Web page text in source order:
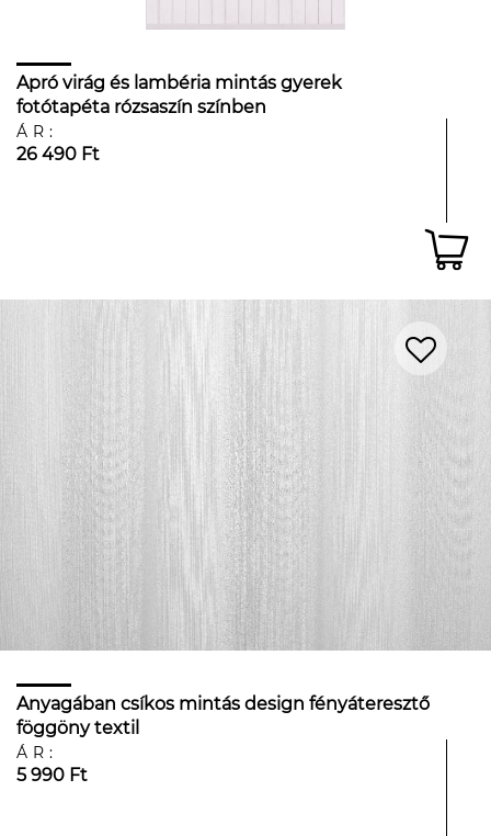
Apró virág és lambéria mintás gyerek
fotótapéta rózsaszín színben
ÁR:
26 490 Ft
Anyagában csíkos mintás design fényáteresztő
föggöny textil
ÁR:
5 990 Ft